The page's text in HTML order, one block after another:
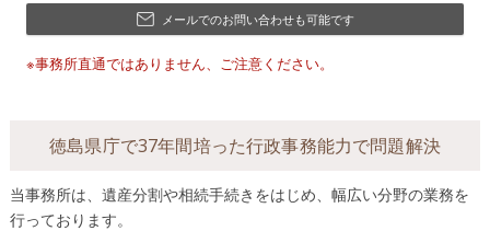
メールでのお問い合わせも可能です
※事務所直通ではありません、ご注意ください。
徳島県庁で37年間培った行政事務能力で問題解決
当事務所は、遺産分割や相続手続きをはじめ、幅広い分野の業務を
行っております。